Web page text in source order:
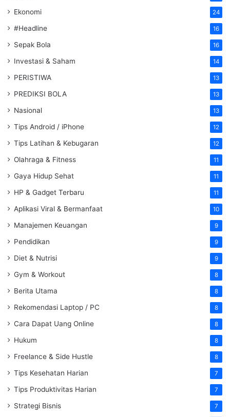
Ekonomi 24
#Headline 16
Sepak Bola 16
Investasi & Saham 14
PERISTIWA 13
PREDIKSI BOLA 13
Nasional 13
Tips Android / iPhone 12
Tips Latihan & Kebugaran 12
Olahraga & Fitness 11
Gaya Hidup Sehat 11
HP & Gadget Terbaru 11
Aplikasi Viral & Bermanfaat 10
Manajemen Keuangan 9
Pendidikan 9
Diet & Nutrisi 9
Gym & Workout 8
Berita Utama 8
Rekomendasi Laptop / PC 8
Cara Dapat Uang Online 8
Hukum 8
Freelance & Side Hustle 8
Tips Kesehatan Harian 7
Tips Produktivitas Harian 7
Strategi Bisnis 7